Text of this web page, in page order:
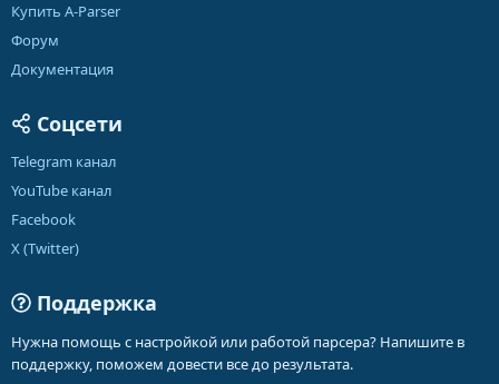
Купить A-Parser
Форум
Документация
Соцсети
Telegram канал
YouTube канал
Facebook
X (Twitter)
Поддержка
Нужна помощь с настройкой или работой парсера? Напишите в
поддержку, поможем довести все до результата.